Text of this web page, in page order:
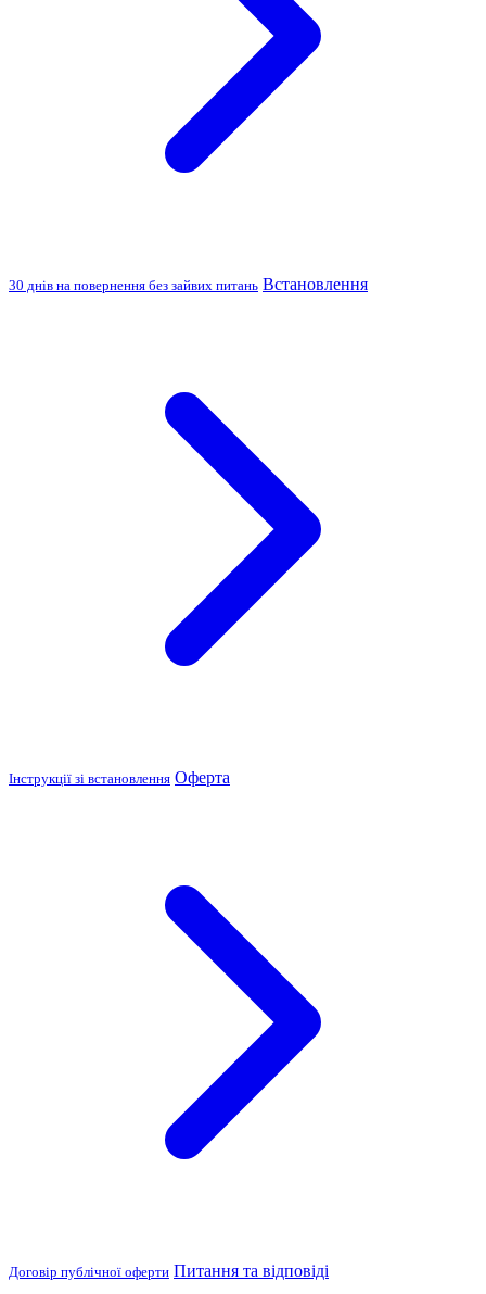
30 днів на повернення без зайвих питань Встановлення
Інструкції зі встановлення Оферта
Договір публічної оферти Питання та відповіді